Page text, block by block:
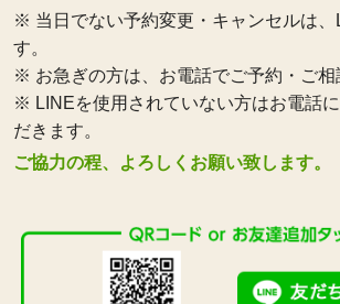
※ 当日でない予約変更・キャンセルは、
す。
※ お急ぎの方は、お電話でご予約・ご相
※ LINEを使用されていない方はお電話
だきます。
ご協力の程、よろしくお願い致します。